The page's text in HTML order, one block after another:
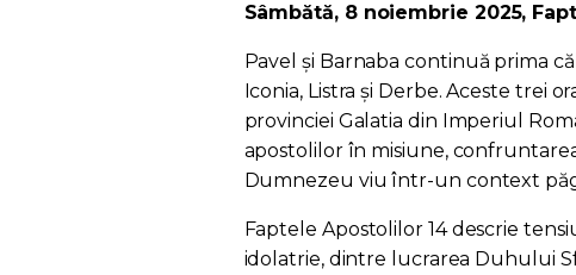
Sâmbătă, 8 noiembrie 2025,
Pavel și Barnaba continuă prima
Iconia, Listra și Derbe. Aceste trei
provinciei Galatia din Imperiul
apostolilor în misiune,
Dumnezeu viu într-un context
Faptele Apostolilor 14 descrie
idolatrie, dintre lucrarea Duhului